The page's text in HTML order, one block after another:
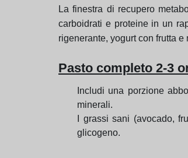
La finestra di recupero
carboidrati e proteine in un
rigenerante, yogurt con frutta
Pasto completo 2-3
Includi una porzione
minerali.
I grassi sani (avocado,
glicogeno.